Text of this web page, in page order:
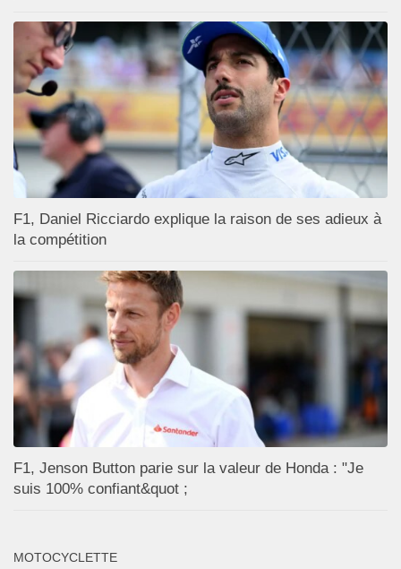
F1, Daniel Ricciardo explique la raison de ses adieux à
la compétition
F1, Jenson Button parie sur la valeur de Honda : "Je
suis 100% confiant&quot ;
MOTOCYCLETTE